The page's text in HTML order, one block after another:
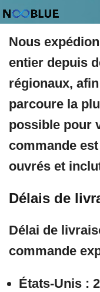
Livraison
Nous
entier depuis
régionaux,
parcoure la
possible pour
commande
ouvrés et
Délais de
Délai de
commande
États-Unis :